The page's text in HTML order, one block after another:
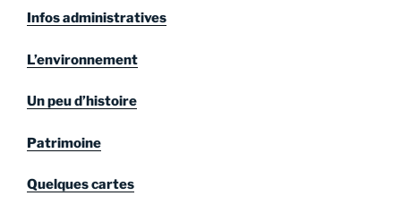
Infos administratives
L’environnement
Un peu d’histoire
Patrimoine
Quelques cartes